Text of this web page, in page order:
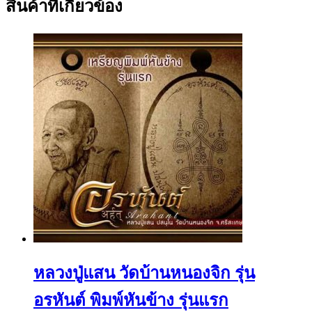
สินค้าที่เกี่ยวข้อง
หลวงปู่แสน วัดบ้านหนองจิก รุ่น
อรหันต์ พิมพ์หันข้าง รุ่นแรก